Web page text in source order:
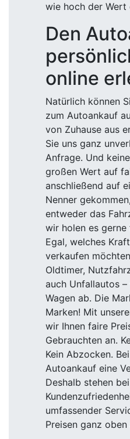
wie hoch der Wert
Den
online
Natürlich können
zum Autoankauf
von Zuhause aus
Sie uns ganz
Anfrage. Und
großen Wert auf
anschließend auf
Nenner
entweder das
wir holen es gerne
Egal, welches
verkaufen
Oldtimer,
auch Unfallautos
Wagen ab. Die
Marken! Mit
wir Ihnen faire
Gebrauchten an.
Kein Abzocken.
Autoankauf eine
Deshalb stehen
umfassender
Preisen ganz